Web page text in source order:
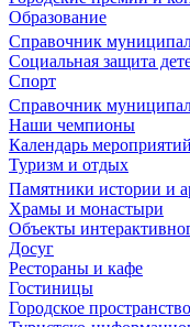
Образование
Справочник
Социальная защита
Спорт
Справочник
Наши чемпионы
Календарь мероприятий
Туризм и отдых
Памятники истории и
Храмы и монастыри
Объекты
Досуг
Рестораны и кафе
Гостиницы
Городское пространство